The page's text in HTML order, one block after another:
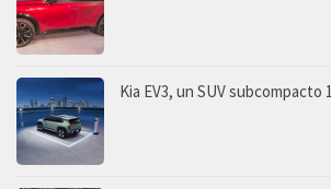
Kia EV3, un SUV subcompacto